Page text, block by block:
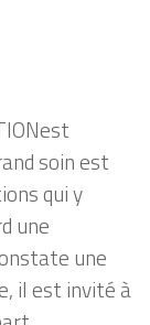
soin est
qui y
une
une
il est invité à